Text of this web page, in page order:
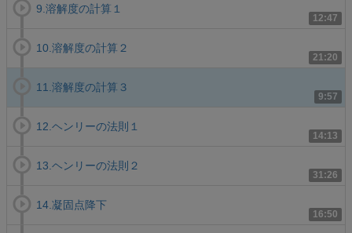
12:47
9.溶解度の計算１
21:20
10.溶解度の計算２
9:57
11.溶解度の計算３
14:13
12.ヘンリーの法則１
31:26
13.ヘンリーの法則２
16:50
14.凝固点降下